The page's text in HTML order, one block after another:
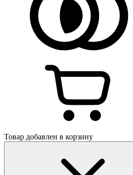
Товар добавлен в корзину